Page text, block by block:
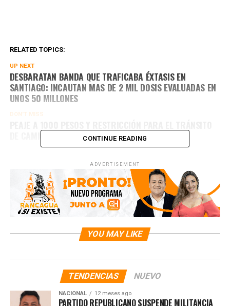
RELATED TOPICS:
UP NEXT
DESBARATAN BANDA QUE TRAFICABA ÉXTASIS EN
SANTIAGO: INCAUTAN MAS DE 2 MIL DOSIS EVALUADAS EN
UNOS 50 MILLONES
DON'T MISS
DE CAMIONES PARA ESTE FIN DE SEMANA LARGO
CONTINUE READING
ADVERTISEMENT
YOU MAY LIKE
TENDENCIAS NUEVO
NACIONAL 12 meses ago
PARTIDO REPUBLICANO SUSPENDE MILITANCIA